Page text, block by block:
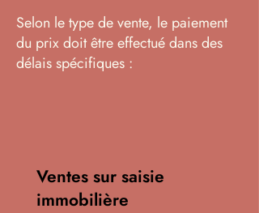
Selon le type de vente, le paiement
du prix doit être effectué dans des
délais spécifiques :
Ventes sur saisie
immobilière